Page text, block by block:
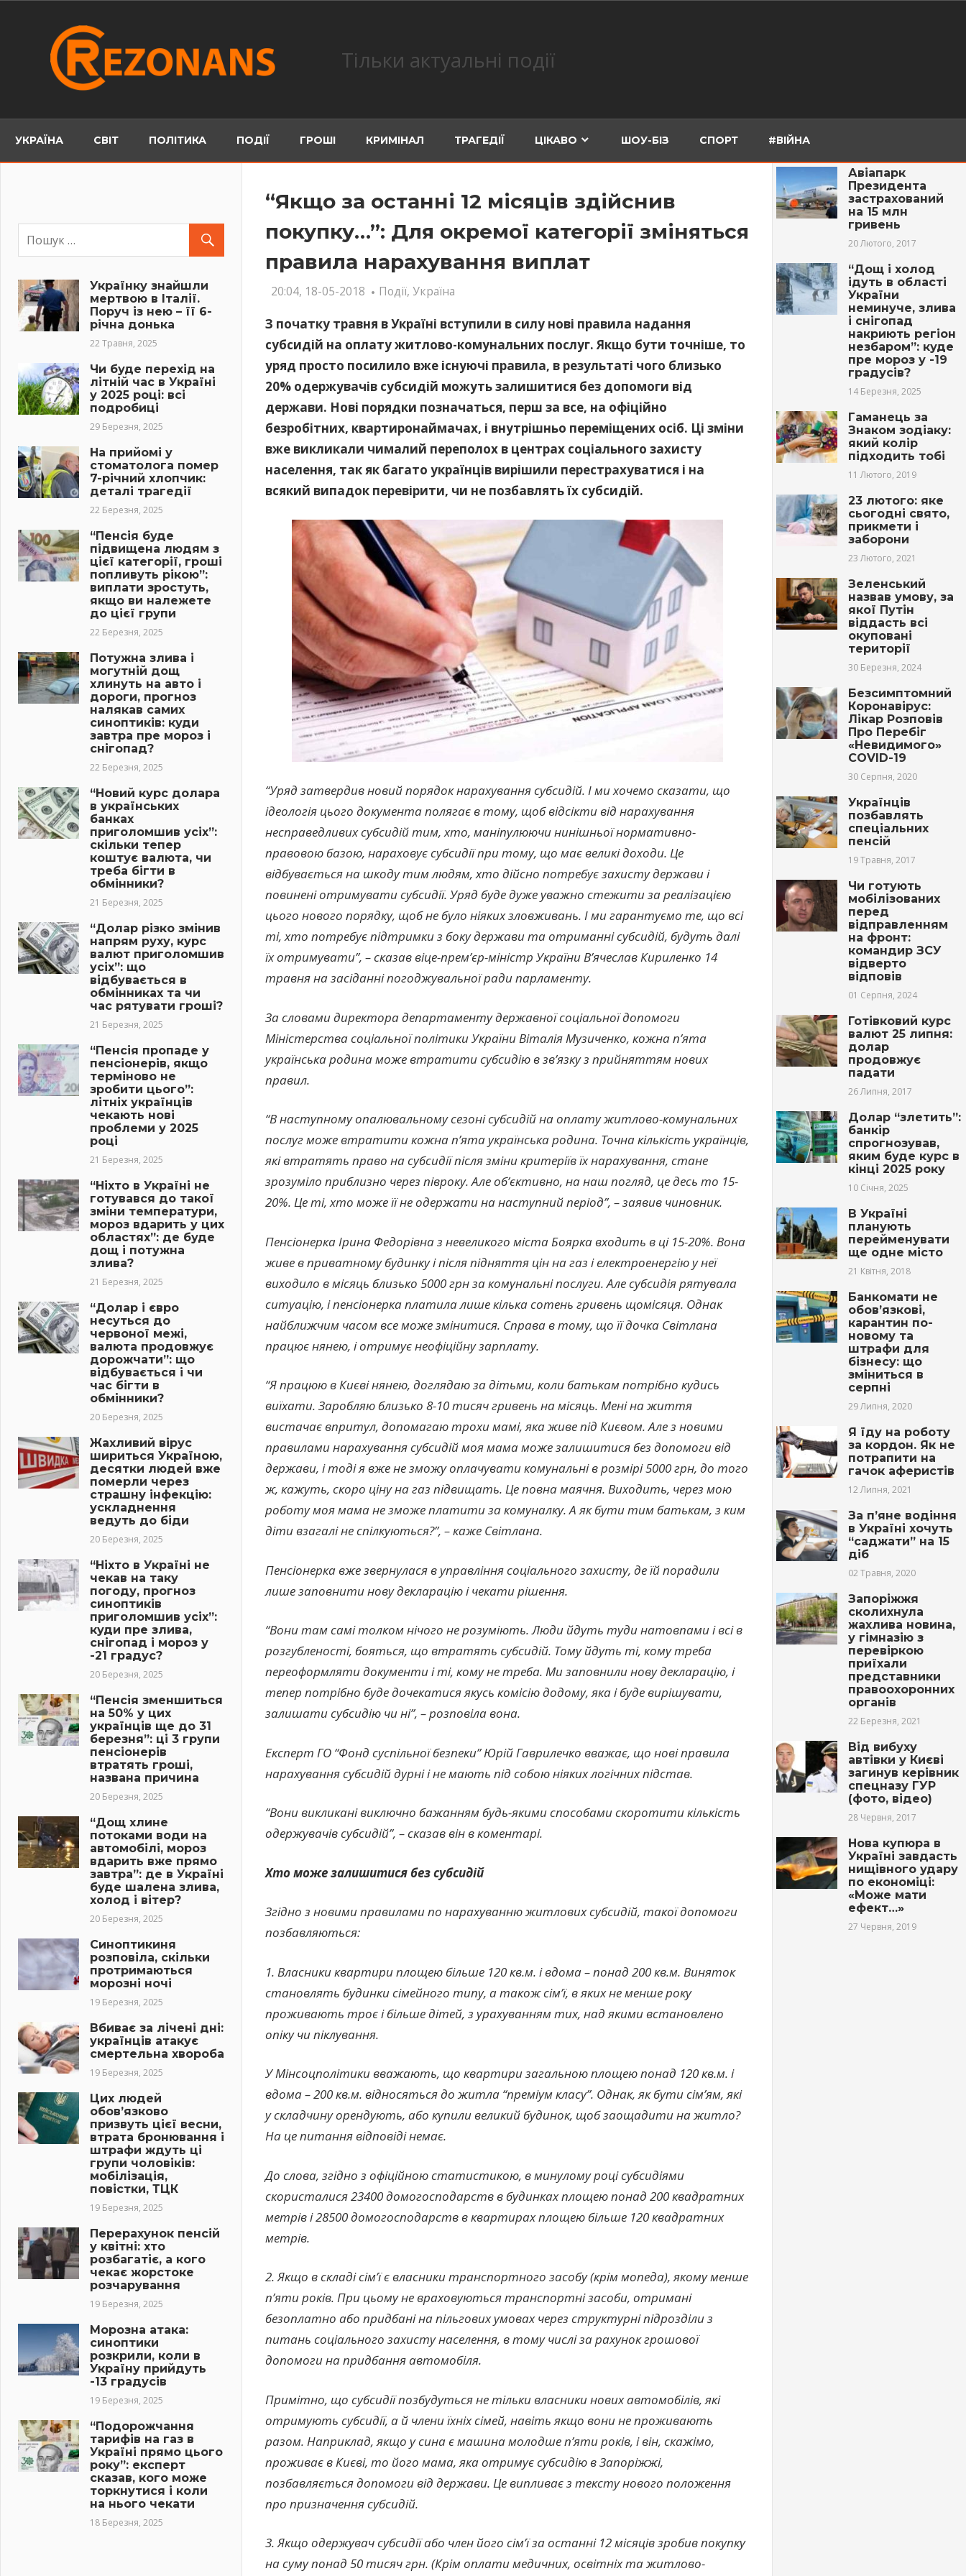
Тільки актуальні події
УКРАЇНА СВІТ ПОЛІТИКА ПОДІЇ ГРОШІ КРИМІНАЛ ТРАГЕДІЇ ЦІКАВО ШОУ-БІЗ СПОРТ #ВІЙНА
“Якщо за останні 12 місяців здійснив
покупку…”: Для окремої категорії зміняться
правила нарахування виплат
20:04, 18-05-2018 Події,Україна
З початку травня в Україні вступили в силу нові правила надання
субсидій на оплату житлово-комунальних послуг. Якщо бути точніше, то
уряд просто посилило вже існуючі правила, в результаті чого близько
20% одержувачів субсидій можуть залишитися без допомоги від
держави. Нові порядки позначаться, перш за все, на офіційно
безробітних, квартиронаймачах, і внутрішньо переміщених осіб. Ці зміни
вже викликали чималий переполох в центрах соціального захисту
населення, так як багато українців вирішили перестрахуватися і на
всякий випадок перевірити, чи не позбавлять їх субсидій.
“Уряд затвердив новий порядок нарахування субсидій. І ми хочемо сказати, що
ідеологія цього документа полягає в тому, щоб відсікти від нарахування
несправедливих субсидій тим, хто, маніпулюючи нинішньої нормативно-
правовою базою, нараховує субсидії при тому, що має великі доходи. Це
відбувається на шкоду тим людям, хто дійсно потребує захисту держави і
повинені отримувати субсидії. Уряд буде дуже уважно стежити за реалізацією
цього нового порядку, щоб не було ніяких зловживань. І ми гарантуємо те, що всі
ті, хто потребує підтримки з боку держави та отриманні субсидій, будуть далі
їх отримувати”, – сказав віце-прем’єр-міністр України В’ячеслав Кириленко 14
травня на засіданні погоджувальної ради парламенту.
За словами директора департаменту державної соціальної допомоги
Міністерства соціальної політики України Віталія Музиченко, кожна п’ята
українська родина може втратити субсидію в зв’язку з прийняттям нових
правил.
“В наступному опалювальному сезоні субсидій на оплату житлово-комунальних
послуг може втратити кожна п’ята українська родина. Точна кількість українців,
які втратять право на субсидії після зміни критеріїв їх нарахування, стане
зрозуміло приблизно через півроку. Але об’єктивно, на наш погляд, це десь то 15-
20%. Це ті, хто може її не одержати на наступний період”, – заявив чиновник.
Пенсіонерка Ірина Федорівна з невеликого міста Боярка входить в ці 15-20%. Вона
живе в приватному будинку і після підняття цін на газ і електроенергію у неї
виходило в місяць близько 5000 грн за комунальні послуги. Але субсидія рятувала
ситуацію, і пенсіонерка платила лише кілька сотень гривень щомісяця. Однак
найближчим часом все може змінитися. Справа в тому, що її дочка Світлана
працює нянею, і отримує неофіційну зарплату.
“Я працюю в Києві нянею, доглядаю за дітьми, коли батькам потрібно кудись
виїхати. Заробляю близько 8-10 тисяч гривень на місяць. Мені на життя
вистачає впритул, допомагаю трохи мамі, яка живе під Києвом. Але з новими
правилами нарахування субсидій моя мама може залишитися без допомоги від
держави, і тоді я вже не зможу оплачувати комунальні в розмірі 5000 грн, до того
ж, кажуть, скоро ціну на газ підвищать. Це повна маячня. Виходить, через мою
роботу моя мама не зможе платити за комуналку. А як бути тим батькам, з ким
діти взагалі не спілкуються?”, – каже Світлана.
Пенсіонерка вже звернулася в управління соціального захисту, де їй порадили
лише заповнити нову декларацію і чекати рішення.
“Вони там самі толком нічого не розуміють. Люди йдуть туди натовпами і всі в
розгубленості, бояться, що втратять субсидій. Тому йдуть ті, кому треба
переоформляти документи і ті, кому не треба. Ми заповнили нову декларацію, і
тепер потрібно буде дочекатися якусь комісію додому, яка і буде вирішувати,
залишати субсидію чи ні”, – розповіла вона.
Експерт ГО “Фонд суспільної безпеки” Юрій Гаврилечко вважає, що нові правила
нарахування субсидій дурні і не мають під собою ніяких логічних підстав.
“Вони викликані виключно бажанням будь-якими способами скоротити кількість
одержувачів субсидій”, – сказав він в коментарі.
Хто може залишитися без субсидій
Згідно з новими правилами по нарахуванню житлових субсидій, такої допомоги
позбавляються:
1. Власники квартири площею більше 120 кв.м. і вдома – понад 200 кв.м. Виняток
становлять будинки сімейного типу, а також сім’ї, в яких не менше року
проживають троє і більше дітей, з урахуванням тих, над якими встановлено
опіку чи піклування.
У Мінсоцполітики вважають, що квартири загальною площею понад 120 кв.м. і
вдома – 200 кв.м. відносяться до житла “преміум класу”. Однак, як бути сім’ям, які
у складчину орендують, або купили великий будинок, щоб заощадити на житло?
На це питання відповіді немає.
До слова, згідно з офіційною статистикою, в минулому році субсидіями
скористалися 23400 домогосподарств в будинках площею понад 200 квадратних
метрів і 28500 домогосподарств в квартирах площею більше 120 квадратних
метрів.
2. Якщо в складі сім’ї є власники транспортного засобу (крім мопеда), якому менше
п’яти років. При цьому не враховуються транспортні засоби, отримані
безоплатно або придбані на пільгових умовах через структурні підрозділи з
питань соціального захисту населення, в тому числі за рахунок грошової
допомоги на придбання автомобіля.
Примітно, що субсидії позбудуться не тільки власники нових автомобілів, які
отримують субсидії, а й члени їхніх сімей, навіть якщо вони не проживають
разом. Наприклад, якщо у сина є машина молодше п’яти років, і він, скажімо,
проживає в Києві, то його мама, яка отримує субсидію в Запоріжжі,
позбавляється допомоги від держави. Це випливає з тексту нового положення
про призначення субсидій.
3. Якщо одержувач субсидії або член його сім’ї за останні 12 місяців зробив покупку
на суму понад 50 тисяч грн. (Крім оплати медичних, освітніх та житлово-
Українку знайшли
мертвою в Італії.
Поруч із нею – її 6-
річна донька
22 Травня, 2025
Чи буде перехід на
літній час в Україні
у 2025 році: всі
подробиці
29 Березня, 2025
На прийомі у
стоматолога помер
7-річний хлопчик:
деталі трагедії
22 Березня, 2025
“Пенсія буде
підвищена людям з
цієї категорії, гроші
попливуть рікою”:
виплати зростуть,
якщо ви належете
до цієї групи
22 Березня, 2025
Потужна злива і
могутній дощ
хлинуть на авто і
дороги, прогноз
налякав самих
синоптиків: куди
завтра пре мороз і
снігопад?
22 Березня, 2025
“Новий курс долара
в українських
банках
приголомшив усіх”:
скільки тепер
коштує валюта, чи
треба бігти в
обмінники?
21 Березня, 2025
“Долар різко змінив
напрям руху, курс
валют приголомшив
усіх”: що
відбувається в
обмінниках та чи
час рятувати гроші?
21 Березня, 2025
“Пенсія пропаде у
пенсіонерів, якщо
терміново не
зробити цього”:
літніх українців
чекають нові
проблеми у 2025
році
21 Березня, 2025
“Ніхто в Україні не
готувався до такої
зміни температури,
мороз вдарить у цих
областях”: де буде
дощ і потужна
злива?
21 Березня, 2025
“Долар і євро
несуться до
червоної межі,
валюта продовжує
дорожчати”: що
відбувається і чи
час бігти в
обмінники?
20 Березня, 2025
Жахливий вірус
шириться Україною,
десятки людей вже
померли через
страшну інфекцію:
ускладнення
ведуть до біди
20 Березня, 2025
“Ніхто в Україні не
чекав на таку
погоду, прогноз
синоптиків
приголомшив усіх”:
куди пре злива,
снігопад і мороз у
-21 градус?
20 Березня, 2025
“Пенсія зменшиться
на 50% у цих
українців ще до 31
березня”: ці 3 групи
пенсіонерів
втратять гроші,
названа причина
20 Березня, 2025
“Дощ хлине
потоками води на
автомобілі, мороз
вдарить вже прямо
завтра”: де в Україні
буде шалена злива,
холод і вітер?
20 Березня, 2025
Синоптикиня
розповіла, скільки
протримаються
морозні ночі
19 Березня, 2025
Вбиває за лічені дні:
українців атакує
смертельна хвороба
19 Березня, 2025
Цих людей
обов’язково
призвуть цієї весни,
втрата бронювання і
штрафи ждуть ці
групи чоловіків:
мобілізація,
повістки, ТЦК
19 Березня, 2025
Перерахунок пенсій
у квітні: хто
розбагатіє, а кого
чекає жорстоке
розчарування
19 Березня, 2025
Морозна атака:
синоптики
розкрили, коли в
Україну прийдуть
-13 градусів
19 Березня, 2025
“Подорожчання
тарифів на газ в
Україні прямо цього
року”: експерт
сказав, кого може
торкнутися і коли
на нього чекати
18 Березня, 2025
Авіапарк
Президента
застрахований
на 15 млн
гривень
20 Лютого, 2017
“Дощ і холод
ідуть в області
України
неминуче, злива
і снігопад
накриють регіон
незбаром”: куде
пре мороз у -19
градусів?
14 Березня, 2025
Гаманець за
Знаком зодіаку:
який колір
підходить тобі
11 Лютого, 2019
23 лютого: яке
сьогодні свято,
прикмети і
заборони
23 Лютого, 2021
Зеленський
назвав умову, за
якої Путін
віддасть всі
окуповані
території
30 Березня, 2024
Безсимптомний
Коронавірус:
Лікар Розповів
Про Перебіг
«Невидимого»
COVID-19
30 Серпня, 2020
Українців
позбавлять
спеціальних
пенсій
19 Травня, 2017
Чи готують
мобілізованих
перед
відправленням
на фронт:
командир ЗСУ
відверто
відповів
01 Серпня, 2024
Готівковий курс
валют 25 липня:
долар
продовжує
падати
26 Липня, 2017
Долар “злетить”:
банкір
спрогнозував,
яким буде курс в
кінці 2025 року
10 Січня, 2025
В Україні
планують
перейменувати
ще одне місто
21 Квітня, 2018
Банкомати не
обов’язкові,
карантин по-
новому та
штрафи для
бізнесу: що
зміниться в
серпні
29 Липня, 2020
Я їду на роботу
за кордон. Як не
потрапити на
гачок аферистів
12 Липня, 2021
За п’яне водіння
в Україні хочуть
“саджати” на 15
діб
02 Травня, 2020
Запоріжжя
сколихнула
жахлива новина,
у гімназію з
перевіркою
приїхали
представники
правоохоронних
органів
22 Березня, 2021
Від вибуху
автівки у Києві
загинув керівник
спецназу ГУР
(фото, відео)
28 Червня, 2017
Нова купюра в
Україні завдасть
нищівного удару
по економіці:
«Може мати
ефект…»
27 Червня, 2019